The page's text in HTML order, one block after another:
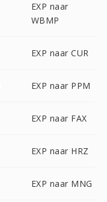
EXP naar
WBMP
EXP naar CUR
EXP naar PPM
EXP naar FAX
EXP naar HRZ
EXP naar MNG